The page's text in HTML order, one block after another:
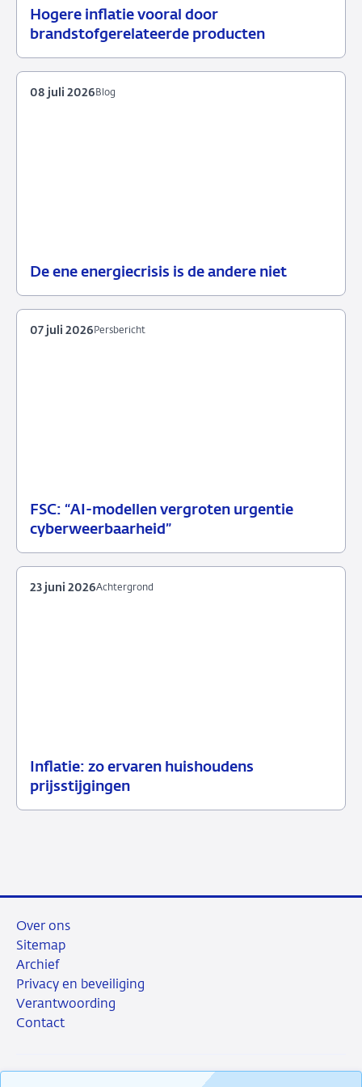
Hogere inflatie vooral door
brandstofgerelateerde producten
14
Achtergrond
De ene energiecrisis is de andere niet
2026
Blog
08 juli 2026
FSC: “AI-modellen vergroten urgentie
cyberweerbaarheid”
07
Persbericht
Persbericht
07 juli 2026
Inflatie: zo ervaren huishoudens
prijsstijgingen
23
Achtergrond
Achtergrond
23 juni 2026
Over ons
Sitemap
Archief
Privacy en beveiliging
Verantwoording
Contact